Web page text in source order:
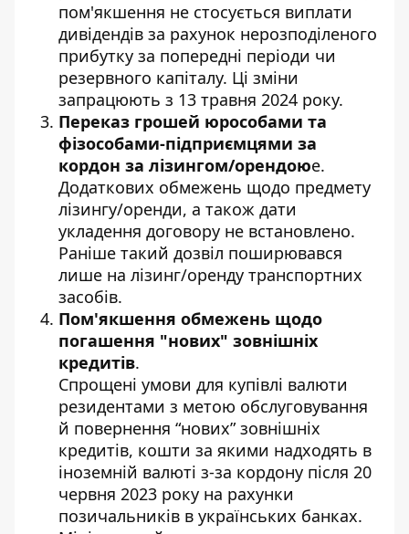
пом'якшення не стосується виплати
дивідендів за рахунок нерозподіленого
прибутку за попередні періоди чи
резервного капіталу. Ці зміни
запрацюють з 13 травня 2024 року.
Переказ грошей юрособами та
фізособами-підприємцями за
кордон за лізингом/орендоюе.
Додаткових обмежень щодо предмету
лізингу/оренди, а також дати
укладення договору не встановлено.
Раніше такий дозвіл поширювався
лише на лізинг/оренду транспортних
засобів.
Пом'якшення обмежень щодо
погашення "нових" зовнішніх
кредитів.
Спрощені умови для купівлі валюти
резидентами з метою обслуговування
й повернення “нових” зовнішніх
кредитів, кошти за якими надходять в
іноземній валюті з-за кордону після 20
червня 2023 року на рахунки
позичальників в українських банках.